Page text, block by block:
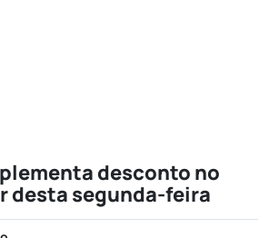
desconto no
desta segunda-feira